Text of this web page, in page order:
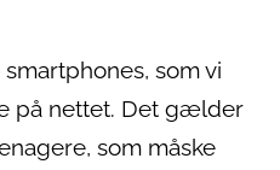
som vi
på nettet. Det gælder
som måske